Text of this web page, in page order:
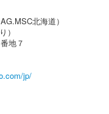
北海道）
）
地７
jp/